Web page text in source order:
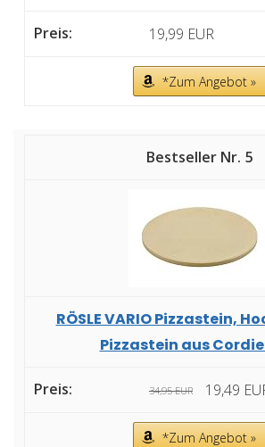
19,99 EUR
*Zum Angebot »
5
RÖSLE VARIO Pizzastein,
Pizzastein aus
34,95 EUR 19,49
*Zum Angebot »